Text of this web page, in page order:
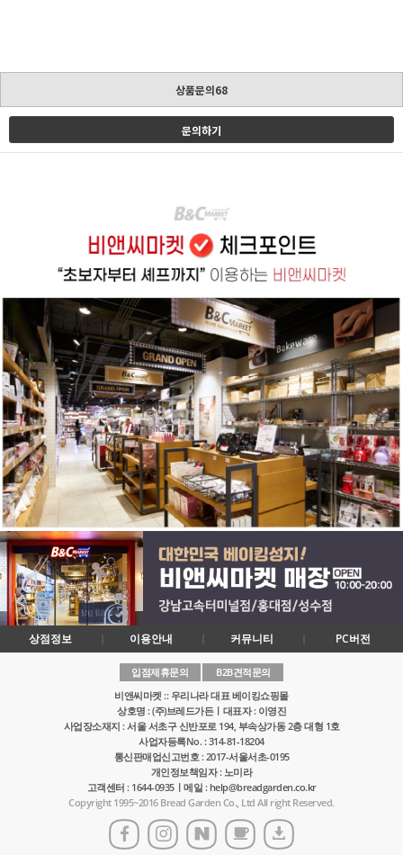
상품문의68
문의하기
상점정보 이용안내 커뮤니티 PC버전
입점제휴문의
B2B견적문의
비앤씨마켓 :: 우리나라 대표 베이킹쇼핑몰
상호명 : (주)브레드가든ㅣ대표자 : 이영진
사업장소재지 : 서울 서초구 신반포로 194, 부속상가동 2층 대형 1호
사업자등록No. : 314-81-18204
통신판매업신고번호 : 2017-서울서초-0195
개인정보책임자 : 노미라
고객센터 : 1644-0935ㅣ메일 : help@breadgarden.co.kr
Copyright 1995~2016 Bread Garden Co., Ltd All right Reserved.